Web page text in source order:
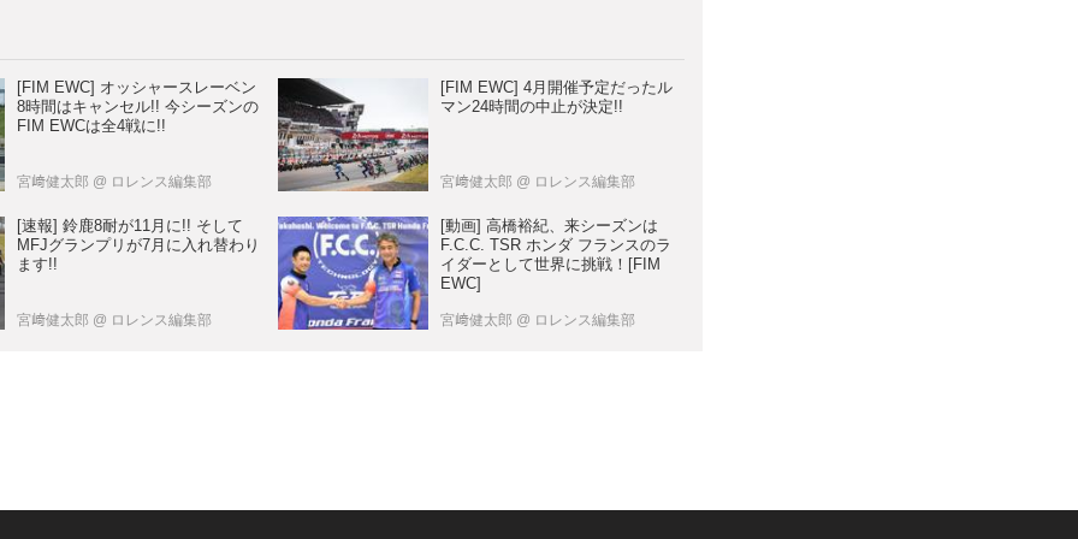
[FIM EWC] オッシャースレーベン
8時間はキャンセル!! 今シーズンの
FIM EWCは全4戦に!!
宮﨑健太郎 @ ロレンス編集部
[FIM EWC] 4月開催予定だったル
マン24時間の中止が決定!!
宮﨑健太郎 @ ロレンス編集部
[速報] 鈴鹿8耐が11月に!! そして
MFJグランプリが7月に入れ替わり
ます!!
宮﨑健太郎 @ ロレンス編集部
[動画] 高橋裕紀、来シーズンは
F.C.C. TSR ホンダ フランスのラ
イダーとして世界に挑戦！[FIM
EWC]
宮﨑健太郎 @ ロレンス編集部